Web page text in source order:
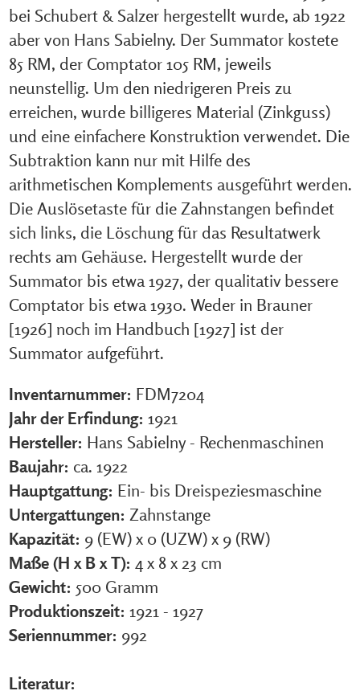
bei Schubert & Salzer hergestellt wurde, ab 1922
aber von Hans Sabielny. Der Summator kostete
85 RM, der Comptator 105 RM, jeweils
neunstellig. Um den niedrigeren Preis zu
erreichen, wurde billigeres Material (Zinkguss)
und eine einfachere Konstruktion verwendet. Die
Subtraktion kann nur mit Hilfe des
arithmetischen Komplements ausgeführt werden.
Die Auslösetaste für die Zahnstangen befindet
sich links, die Löschung für das Resultatwerk
rechts am Gehäuse. Hergestellt wurde der
Summator bis etwa 1927, der qualitativ bessere
Comptator bis etwa 1930. Weder in Brauner
[1926] noch im Handbuch [1927] ist der
Summator aufgeführt.
Inventarnummer: FDM7204
Jahr der Erfindung: 1921
Hersteller: Hans Sabielny - Rechenmaschinen
Baujahr: ca. 1922
Hauptgattung: Ein- bis Dreispeziesmaschine
Untergattungen: Zahnstange
Kapazität: 9 (EW) x 0 (UZW) x 9 (RW)
Maße (H x B x T): 4 x 8 x 23 cm
Gewicht: 500 Gramm
Produktionszeit: 1921 - 1927
Seriennummer: 992
Literatur: